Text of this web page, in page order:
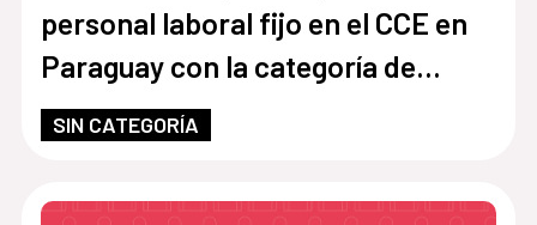
personal laboral fijo en el CCE en
Paraguay con la categoría de
Limpiador/a
SIN CATEGORÍA